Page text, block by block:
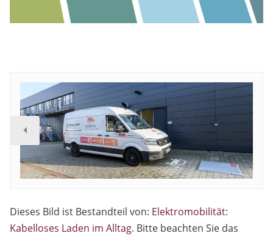
Dieses Bild ist Bestandteil von: Elektromobilität:
Kabelloses Laden im Alltag. Bitte beachten Sie das